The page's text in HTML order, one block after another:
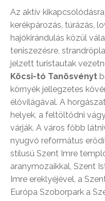
Az aktív
kerékpározás, túrázás,
hajókirándulás közül
teniszezésre,
jelzett turistautak
Köcsi-tó Tanösvényt
környék jellegzetes
élővilágával. A
helyek, a feltöltődni
várják. A város főbb
nyugvó református
stílusú Szent Imre
aranymozaikkal, Szent
Imre ereklyéjével, a
Európa Szoborpark a